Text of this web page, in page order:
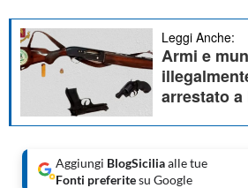
Leggi Anche:
Armi e
arrestato a
Aggiungi BlogSiciliaalle tue
Fonti preferitesu Google